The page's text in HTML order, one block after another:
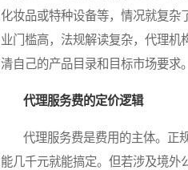
化妆品或特种设备等，情况就复杂
业门槛高，法规解读复杂，代理机
清自己的产品目录和目标市场要求。
代理服务费的定价逻辑
代理服务费是费用的主体。正规
能几千元就能搞定。但若涉及境外